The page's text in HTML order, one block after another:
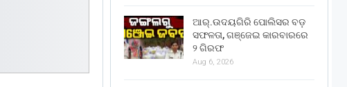
ଆର୍.ଉଦୟଗିରି ପୋଲିସର ବଡ଼
ସଫଳତା, ଗଞ୍ଜେଇ କାରବାରରେ
୨ ଗିରଫ
Aug 6, 2026